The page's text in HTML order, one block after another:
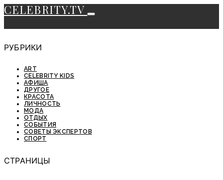
CELEBRITY.TV
РУБРИКИ
ART
CELEBRITY KIDS
АФИША
ДРУГОЕ
КРАСОТА
ЛИЧНОСТЬ
МОДА
ОТДЫХ
СОБЫТИЯ
СОВЕТЫ ЭКСПЕРТОВ
СПОРТ
СТРАНИЦЫ